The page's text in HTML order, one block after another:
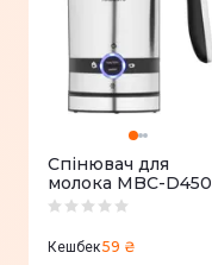
Спінювач для
молока MBC-D450
Кешбек59 ₴